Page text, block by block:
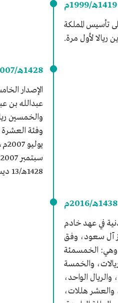
1419هـ/1999م
تأسيس المملكة
ريالا لأول مرة.
1428هـ/2007م
الإصدار
عبدالله بن
1428هـ/13 ديسمبر 2007م.
1438هـ/2016م
في عهد خادم
آل سعود، وفق
وهي: الخمسمئة
والخمسة
والريال الواحد،
هللات،